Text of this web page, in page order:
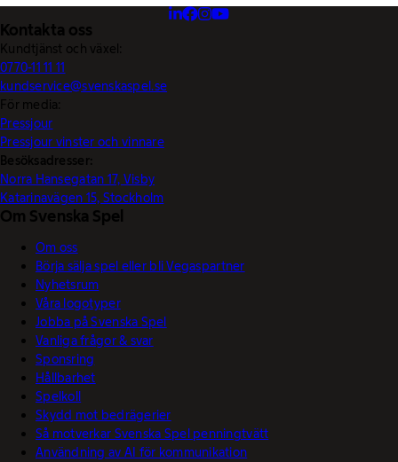
Kontakta oss
Kundtjänst och växel:
0770-11 11 11
kundservice@svenskaspel.se
För media:
Pressjour
Pressjour vinster och vinnare
Besöksadresser:
Norra Hansegatan 17, Visby
Katarinavägen 15, Stockholm
Om Svenska Spel
Om oss
Börja sälja spel eller bli Vegaspartner
Nyhetsrum
Våra logotyper
Jobba på Svenska Spel
Vanliga frågor & svar
Sponsring
Hållbarhet
Spelkoll
Skydd mot bedrägerier
Så motverkar Svenska Spel penningtvätt
Användning av AI för kommunikation